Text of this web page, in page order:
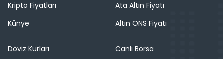
Kripto Fiyatları
Künye
Ata Altın Fiyatı
Altın ONS Fiyatı
Döviz Kurları
Canlı Borsa